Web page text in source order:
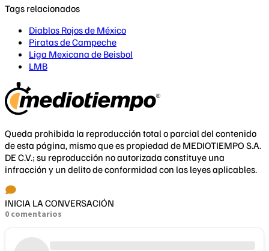
Tags relacionados
Diablos Rojos de México
Piratas de Campeche
Liga Mexicana de Beisbol
LMB
Queda prohibida la reproducción total o parcial del contenido
de esta página, mismo que es propiedad de MEDIOTIEMPO S.A.
DE C.V.; su reproducción no autorizada constituye una
infracción y un delito de conformidad con las leyes aplicables.
INICIA LA CONVERSACIÓN
0 comentarios